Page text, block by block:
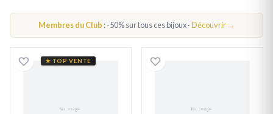
Membres du Club : -50% sur tous ces bijoux ·Découvrir →
★ TOP VENTEPendentif Argent Corse